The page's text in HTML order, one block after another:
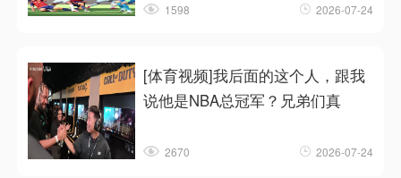
1598 2026-07-24
[体育视频]我后面的这个人，跟我
说他是NBA总冠军？兄弟们真
2670 2026-07-24